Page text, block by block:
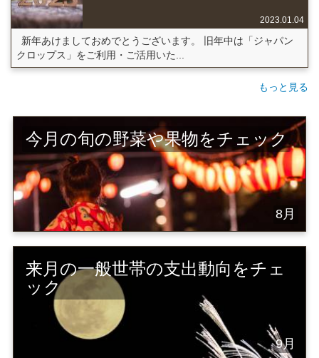
2023.01.04
新年あけましておめでとうございます。 旧年中は「ジャパン
クロップス」をご利用・ご活用いた...
もっと見る
今月の旬の野菜や果物をチェック
8月
来月の一般世帯の支出動向をチェ
ック
9月